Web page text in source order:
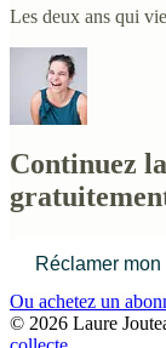
Les deux ans qui
Continuez
Réclamer
Ou achetez un
© 2026 Laure